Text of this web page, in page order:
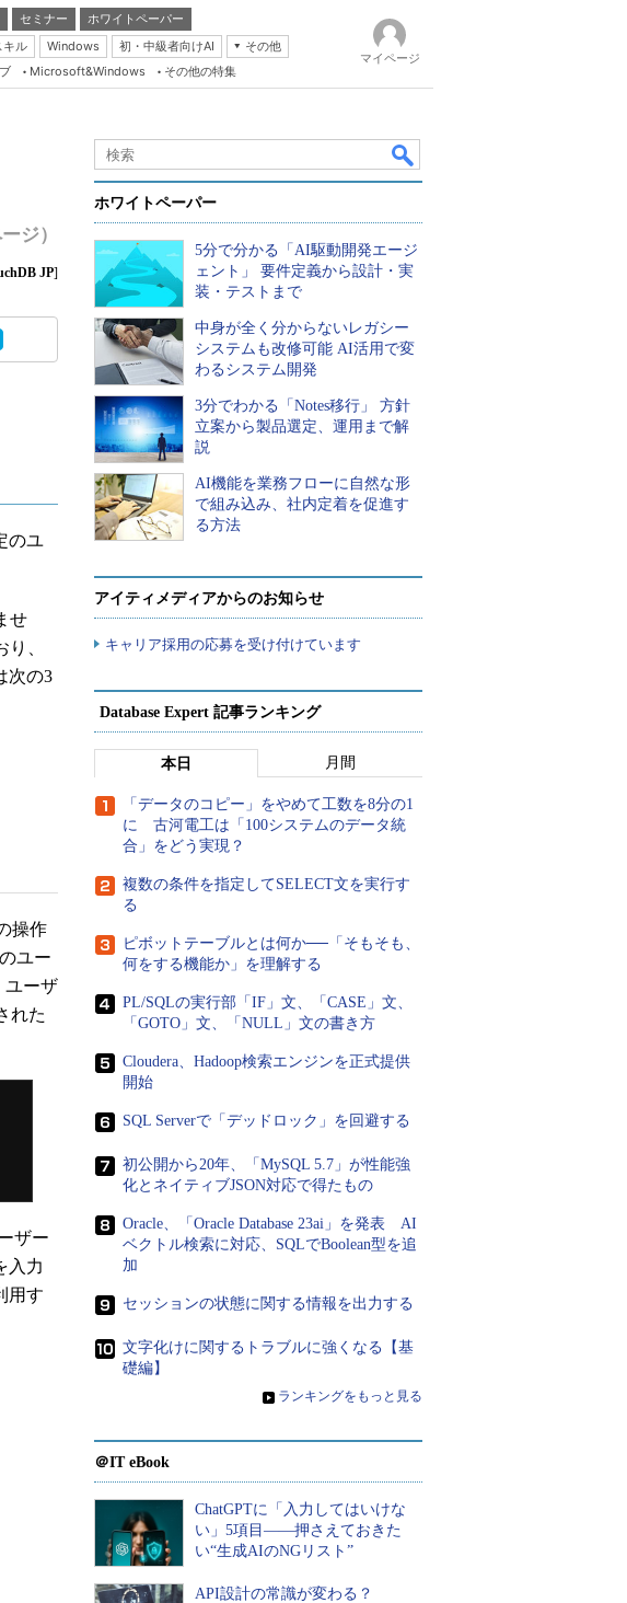
セミナー
ホワイトペーパー
キル Windows 初・中級者向けAI
その他
Server & Storage
Database Expert
Master of IP Network
Security & Trust
Microsoft&Windows その他の特集
マイページ
ジ）
JP]
のユ
せ
、
次の3
操作
ユー
ユーザ
れた
ザー
入力
用す
ホワイトペーパー
5分で分かる「AI駆動開発エージ
ェント」 要件定義から設計・実
装・テストまで
中身が全く分からないレガシー
システムも改修可能 AI活用で変
わるシステム開発
3分でわかる「Notes移行」 方針
立案から製品選定、運用まで解
説
AI機能を業務フローに自然な形
で組み込み、社内定着を促進す
る方法
アイティメディアからのお知らせ
キャリア採用の応募を受け付けています
Database Expert 記事ランキング
本日 月間
「データのコピー」をやめて工数を8分の1
に 古河電工は「100システムのデータ統
合」をどう実現？
複数の条件を指定してSELECT文を実行す
る
ピボットテーブルとは何か──「そもそも、
何をする機能か」を理解する
PL/SQLの実行部「IF」文、「CASE」文、
「GOTO」文、「NULL」文の書き方
Cloudera、Hadoop検索エンジンを正式提供
開始
SQL Serverで「デッドロック」を回避する
初公開から20年、「MySQL 5.7」が性能強
化とネイティブJSON対応で得たもの
Oracle、「Oracle Database 23ai」を発表 AI
ベクトル検索に対応、SQLでBoolean型を追
加
セッションの状態に関する情報を出力する
文字化けに関するトラブルに強くなる【基
礎編】
» ランキングをもっと見る
＠IT eBook
ChatGPTに「入力してはいけな
い」5項目――押さえておきた
い“生成AIのNGリスト”
API設計の常識が変わる？